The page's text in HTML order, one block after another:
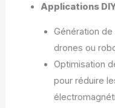
Applications
Génération de
drones ou
Optimisation
pour réduire